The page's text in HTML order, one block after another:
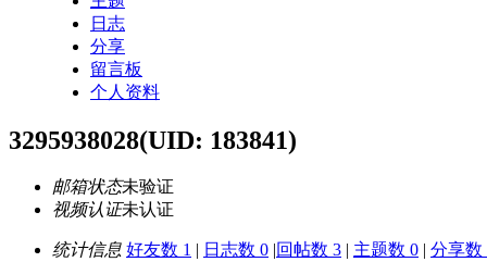
日志
分享
留言板
个人资料
3295938028(UID: 183841)
邮箱状态未验证
视频认证未认证
统计信息 好友数 1 | 日志数 0 |回帖数 3 | 主题数 0 | 分享数